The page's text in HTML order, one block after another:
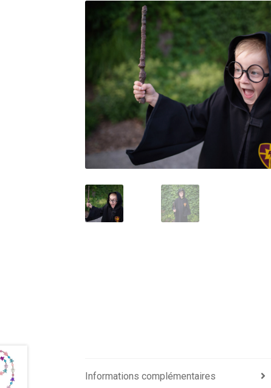
Informations complémentaires